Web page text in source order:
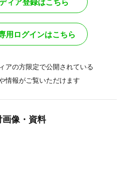
ィア登録はこちら
用ログインはこちら
アの方限定で公開されている
情報がご覧いただけます
画像・資料